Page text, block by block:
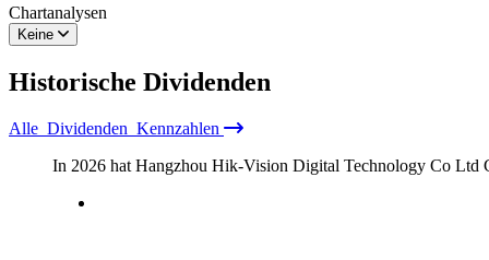
Chartanalysen
Keine
Historische Dividenden
Alle Dividenden Kennzahlen
In 2026 hat Hangzhou Hik-Vision Digital Technology Co Ltd